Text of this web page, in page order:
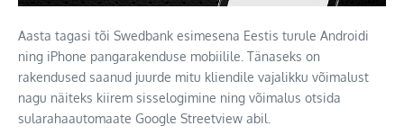
Aasta tagasi tõi Swedbank esimesena Eestis turule Androidi
ning iPhone pangarakenduse mobiilile. Tänaseks on
rakendused saanud juurde mitu kliendile vajalikku võimalust
nagu näiteks kiirem sisselogimine ning võimalus otsida
sularahaautomaate Google Streetview abil.